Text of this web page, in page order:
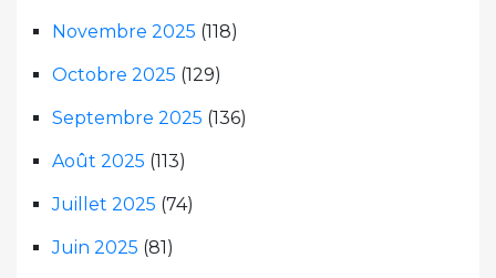
Novembre 2025 (118)
Octobre 2025 (129)
Septembre 2025 (136)
Août 2025 (113)
Juillet 2025 (74)
Juin 2025 (81)